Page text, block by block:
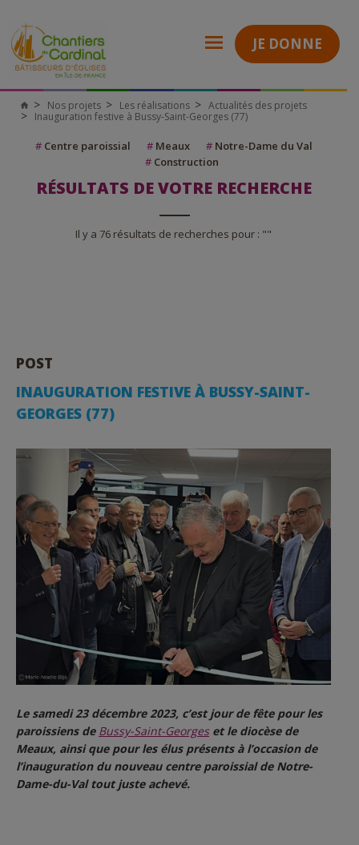
JE DONNE
Nos projets Les réalisations
Actualités des projets
Inauguration festive à Bussy-Saint-Georges (77)
#Centre paroissial #Meaux #Notre-Dame du Val
#Construction
RÉSULTATS DE VOTRE RECHERCHE
Il y a 76 résultats de recherches pour : ""
POST
INAUGURATION FESTIVE À BUSSY-SAINT-
GEORGES (77)
Le samedi 23 décembre 2023, c’est jour de fête pour les
paroissiens de Bussy-Saint-Georgeset le diocèse de
Meaux, ainsi que pour les élus présents à l’occasion de
l’inauguration du nouveau centre paroissial de Notre-
Dame-du-Val tout juste achevé.